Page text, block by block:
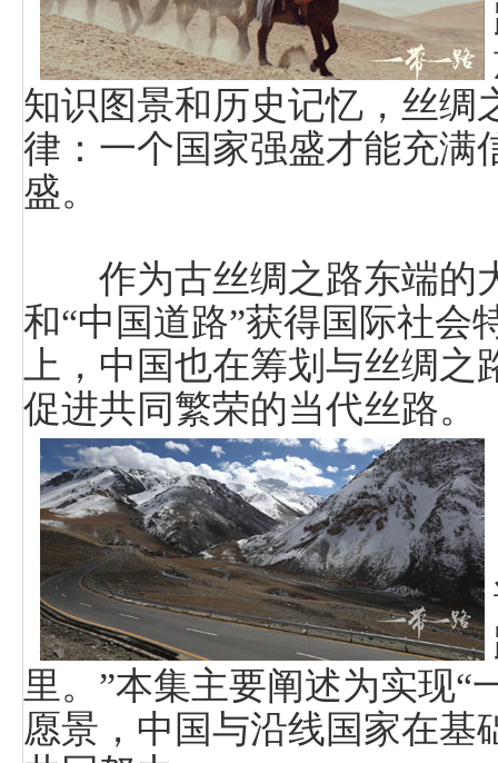
知识图景和历史记忆，丝绸
律：一个国家强盛才能充满
盛。
作为古丝绸之路东端的
和“中国道路”获得国际社会
上，中国也在筹划与丝绸
促进共同繁荣的当代丝路。
里。”本集主要阐述为实现“
愿景，中国与沿线国家在基